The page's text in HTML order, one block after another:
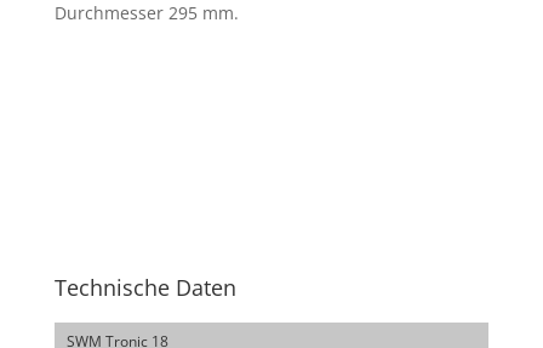
Durchmesser 295 mm.
Technische Daten
SWM Tronic 18